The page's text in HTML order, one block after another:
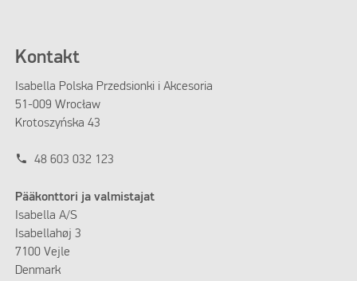
Kontakt
Isabella Polska Przedsionki i Akcesoria
51-009 Wrocław
Krotoszyńska 43
phone 48 603 032 123
Pääkonttori ja valmistajat
Isabella A/S
Isabellahøj 3
7100 Vejle
Denmark